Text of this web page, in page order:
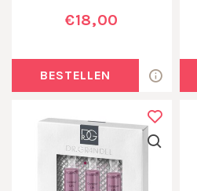
€18,00
BESTELLEN